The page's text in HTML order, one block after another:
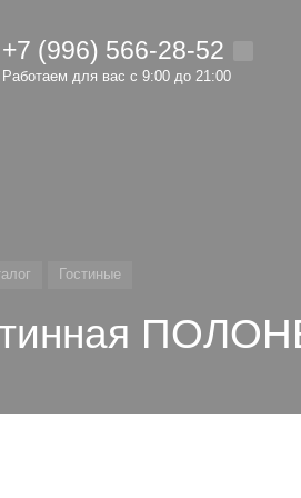
+7 (996) 566-28-52
Работаем для вас с 9:00 до 21:00
Гостиные